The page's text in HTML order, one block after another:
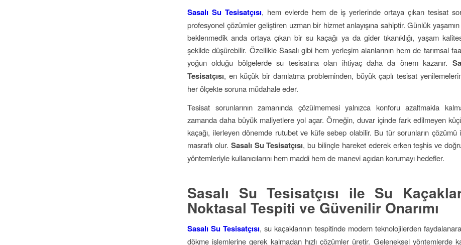
Sasalı Su Tesisatçısı, hem evlerde hem de iş yerlerinde ortaya çıkan tesisat
profesyonel çözümler geliştiren uzman bir hizmet anlayışına sahiptir. Günlük yaşamın
beklenmedik anda ortaya çıkan bir su kaçağı ya da gider tıkanıklığı, yaşam
şekilde düşürebilir. Özellikle Sasalı gibi hem yerleşim alanlarının hem de tarımsal
yoğun olduğu bölgelerde su tesisatına olan ihtiyaç daha da önem kazanır.
Tesisatçısı, en küçük bir damlatma probleminden, büyük çaplı tesisat
her ölçekte soruna müdahale eder.
Tesisat sorunlarının zamanında çözülmemesi yalnızca konforu azaltmakla
zamanda daha büyük maliyetlere yol açar. Örneğin, duvar içinde fark edilmeyen
kaçağı, ilerleyen dönemde rutubet ve küfe sebep olabilir. Bu tür sorunların çözümü
masraflı olur. Sasalı Su Tesisatçısı, bu bilinçle hareket ederek erken teşhis ve
yöntemleriyle kullanıcılarını hem maddi hem de manevi açıdan korumayı hedefler.
Sasalı Su Tesisatçısı ile Su
Noktasal Tespiti ve Güvenilir Onarımı
Sasalı Su Tesisatçısı, su kaçaklarının tespitinde modern teknolojilerden
dökme işlemlerine gerek kalmadan hızlı çözümler üretir. Geleneksel yöntemlerde